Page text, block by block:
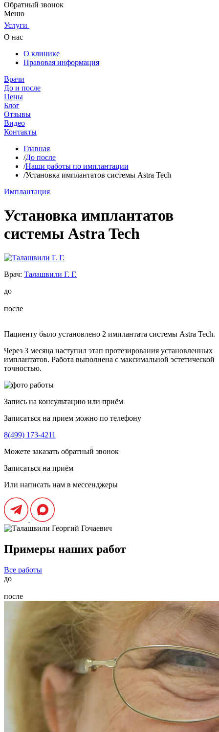
Обратный звонок
Меню
Услуги
О нас
О клинике
Правовая информация
Врачи
До и после
Цены
Блог
Отзывы
Видео
Контакты
Главная
/До после
/Наши работы по имплантации
/Установка имплантатов системы Astra Tech
Имплантация
Установка имплантатов
системы Astra Tech
Врач: Талашвили Г. Г.
до
после
Пациенту было установлено 2 имплантата системы Astra Tech.
Через 3 месяца наступил этап протезирования установленных
имплантатов. Работа выполнена с максимальной эстетической
точностью.
Запись на консультацию или приём
Записаться на прием можно по телефону
8(499) 173-4211
Можете заказать обратный звонок
Записаться на приём
Или написать нам в мессенджеры
Примеры наших работ
Все работы
до
после